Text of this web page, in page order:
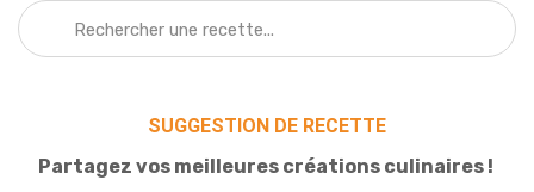
SUGGESTION DE RECETTE
Partagez vos meilleures créations culinaires !